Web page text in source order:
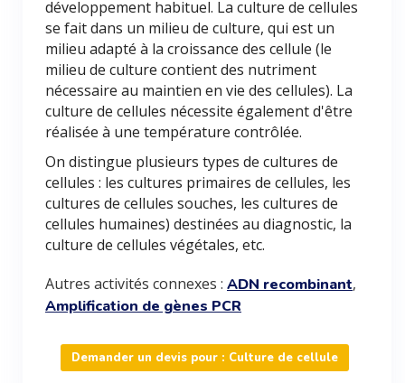
développement habituel. La culture de cellules
se fait dans un milieu de culture, qui est un
milieu adapté à la croissance des cellule (le
milieu de culture contient des nutriment
nécessaire au maintien en vie des cellules). La
culture de cellules nécessite également d'être
réalisée à une température contrôlée.
On distingue plusieurs types de cultures de
cellules : les cultures primaires de cellules, les
cultures de cellules souches, les cultures de
cellules humaines) destinées au diagnostic, la
culture de cellules végétales, etc.
Autres activités connexes : ADN recombinant,
Amplification de gènes PCR
Demander un devis pour : Culture de cellule